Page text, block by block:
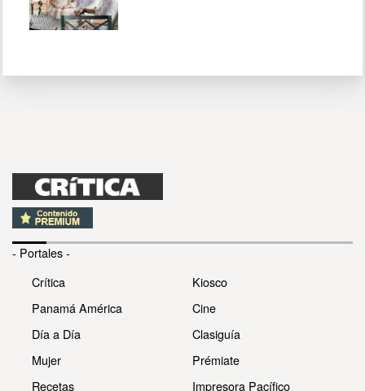
- Portales -
Crítica
Panamá América
Día a Día
Mujer
Recetas
Kiosco
Cine
Clasiguía
Prémiate
Impresora Pacífico